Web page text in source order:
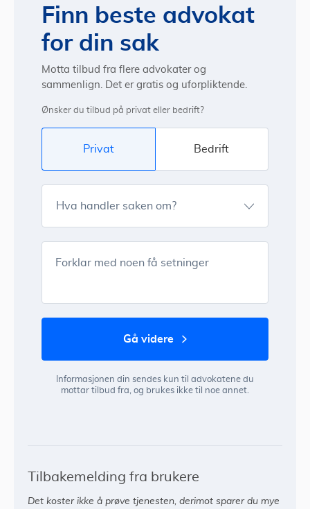
Finn beste advokat
for din sak
Motta tilbud fra flere advokater og
sammenlign. Det er gratis og uforpliktende.
Ønsker du tilbud på privat eller bedrift?
Privat Bedrift
Hva handler saken om?
Forklar med noen få setninger
gå videre
Informasjonen din sendes kun til advokatene du
mottar tilbud fra, og brukes ikke til noe annet.
Tilbakemelding fra brukere
Det koster ikke å prøve tjenesten, derimot sparer du mye